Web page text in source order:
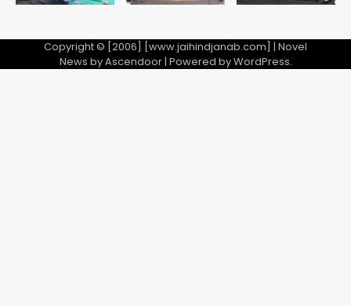
Copyright © [2006] [www.jaihindjanab.com] | Novel
News byAscendoor| Powered byWordPress.